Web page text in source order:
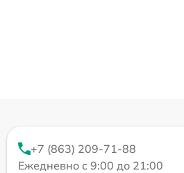
+7 (863) 209-71-88
Ежедневно с 9:00 до 21:00